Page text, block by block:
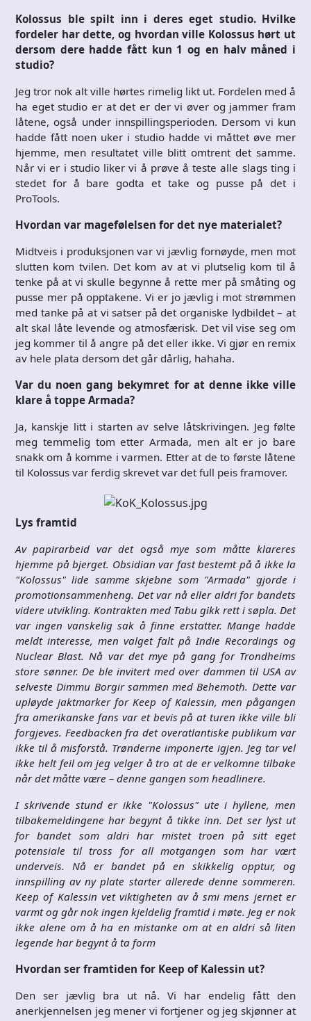
Kolossus ble spilt inn i deres eget studio. Hvilke
fordeler har dette, og hvordan ville Kolossus hørt ut
dersom dere hadde fått kun 1 og en halv måned i
studio?
Jeg tror nok alt ville hørtes rimelig likt ut. Fordelen med å
ha eget studio er at det er der vi øver og jammer fram
låtene, også under innspillingsperioden. Dersom vi kun
hadde fått noen uker i studio hadde vi måttet øve mer
hjemme, men resultatet ville blitt omtrent det samme.
Når vi er i studio liker vi å prøve å teste alle slags ting i
stedet for å bare godta et take og pusse på det i
ProTools.
Hvordan var magefølelsen for det nye materialet?
Midtveis i produksjonen var vi jævlig fornøyde, men mot
slutten kom tvilen. Det kom av at vi plutselig kom til å
tenke på at vi skulle begynne å rette mer på småting og
pusse mer på opptakene. Vi er jo jævlig i mot strømmen
med tanke på at vi satser på det organiske lydbildet – at
alt skal låte levende og atmosfærisk. Det vil vise seg om
jeg kommer til å angre på det eller ikke. Vi gjør en remix
av hele plata dersom det går dårlig, hahaha.
Var du noen gang bekymret for at denne ikke ville
klare å toppe Armada?
Ja, kanskje litt i starten av selve låtskrivingen. Jeg følte
meg temmelig tom etter Armada, men alt er jo bare
snakk om å komme i varmen. Etter at de to første låtene
til Kolossus var ferdig skrevet var det full peis framover.
Lys framtid
Av papirarbeid var det også mye som måtte klareres
hjemme på bjerget. Obsidian var fast bestemt på å ikke la
"Kolossus" lide samme skjebne som "Armada" gjorde i
promotionsammenheng. Det var nå eller aldri for bandets
videre utvikling. Kontrakten med Tabu gikk rett i søpla. Det
var ingen vanskelig sak å finne erstatter. Mange hadde
meldt interesse, men valget falt på Indie Recordings og
Nuclear Blast. Nå var det mye på gang for Trondheims
store sønner. De ble invitert med over dammen til USA av
selveste Dimmu Borgir sammen med Behemoth. Dette var
upløyde jaktmarker for Keep of Kalessin, men pågangen
fra amerikanske fans var et bevis på at turen ikke ville bli
forgjeves. Feedbacken fra det overatlantiske publikum var
ikke til å misforstå. Trønderne imponerte igjen. Jeg tar vel
ikke helt feil om jeg velger å tro at de er velkomne tilbake
når det måtte være – denne gangen som headlinere.
I skrivende stund er ikke "Kolossus" ute i hyllene, men
tilbakemeldingene har begynt å tikke inn. Det ser lyst ut
for bandet som aldri har mistet troen på sitt eget
potensiale til tross for all motgangen som har vært
underveis. Nå er bandet på en skikkelig opptur, og
innspilling av ny plate starter allerede denne sommeren.
Keep of Kalessin vet viktigheten av å smi mens jernet er
varmt og går nok ingen kjeldelig framtid i møte. Jeg er nok
ikke alene om å ha en mistanke om at en aldri så liten
legende har begynt å ta form
Hvordan ser framtiden for Keep of Kalessin ut?
Den ser jævlig bra ut nå. Vi har endelig fått den
anerkjennelsen jeg mener vi fortjener og jeg skjønner at